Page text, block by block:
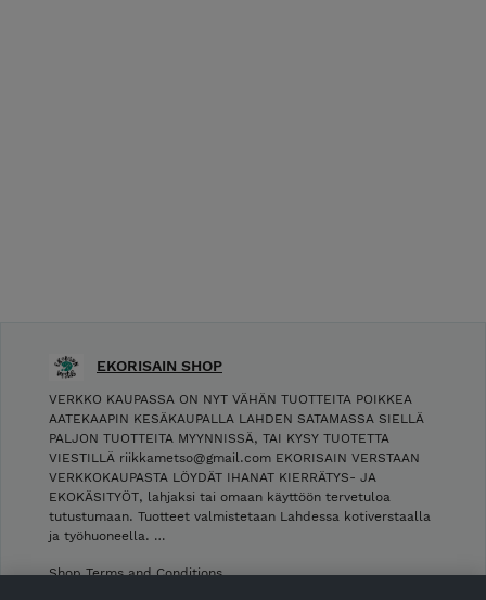
EKORISAIN SHOP
VERKKO KAUPASSA ON NYT VÄHÄN TUOTTEITA POIKKEA
AATEKAAPIN KESÄKAUPALLA LAHDEN SATAMASSA SIELLÄ
PALJON TUOTTEITA MYYNNISSÄ, TAI KYSY TUOTETTA
VIESTILLÄ riikkametso@gmail.com EKORISAIN VERSTAAN
VERKKOKAUPASTA LÖYDÄT IHANAT KIERRÄTYS- JA
EKOKÄSITYÖT, lahjaksi tai omaan käyttöön tervetuloa
tutustumaan. Tuotteet valmistetaan Lahdessa kotiverstaalla
ja työhuoneella. …
Shop Terms and Conditions